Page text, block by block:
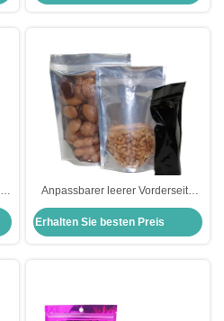
Wärmesiegel anpassbar Front klar
Anpassbarer leerer Vorderseite
durchsichtige Aluminiumfolie
Stehbeutel Ziplock-Taschen für
Lebensmittel
Erhalten Sie besten Preis